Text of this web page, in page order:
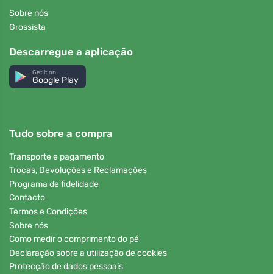
Sobre nós
Grossista
Descarregue a aplicação
Get it on
Google Play
Tudo sobre a compra
Transporte e pagamento
Trocas, Devoluções e Reclamações
Programa de fidelidade
Contacto
Termos e Condições
Sobre nós
Como medir o comprimento do pé
Declaração sobre a utilização de cookies
Protecção de dados pessoais